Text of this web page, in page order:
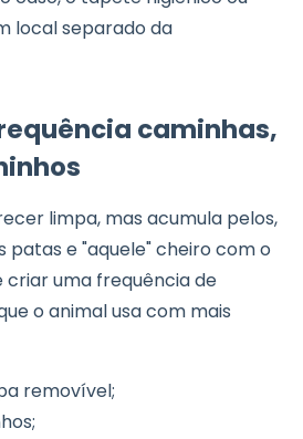
local separado da
caminhas,
limpa, mas acumula pelos,
patas e "aquele" cheiro com o
criar uma frequência de
o animal usa com mais
removível;